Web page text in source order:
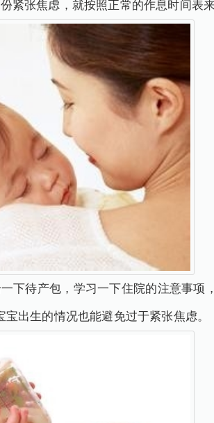
紧张焦虑，就按照正常的作息时间表
下待产包，学习一下住院的注意事
出生的情况也能避免过于紧张焦虑。